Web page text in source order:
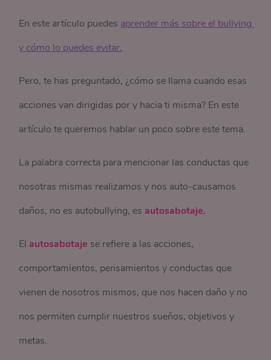
En este artículo puedes aprender más sobre el bullying
y cómo lo puedes evitar.
Pero, te has preguntado, ¿cómo se llama cuando esas
acciones van dirigidas por y hacia ti misma? En este
artículo te queremos hablar un poco sobre este tema.
La palabra correcta para mencionar las conductas que
nosotras mismas realizamos y nos auto-causamos
daños, no es autobullying, es autosabotaje.
El autosabotaje se refiere a las acciones,
comportamientos, pensamientos y conductas que
vienen de nosotros mismos, que nos hacen daño y no
nos permiten cumplir nuestros sueños, objetivos y
metas.